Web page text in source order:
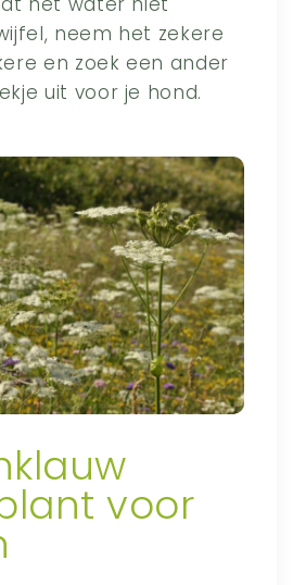
neem het zekere
en zoek een ander
uit voor je hond.
voor